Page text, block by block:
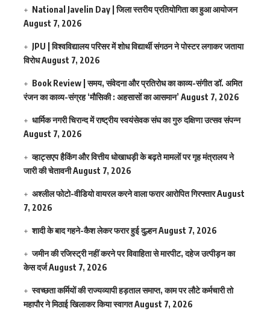
National Javelin Day | जिला स्तरीय प्रतियोगिता का हुआ आयोजन
August 7, 2026
JPU | विश्वविद्यालय परिसर में शोध विद्यार्थी संगठन ने पोस्टर लगाकर जताया
विरोधAugust 7, 2026
Book Review | समय, संवेदना और प्रतिरोध का काव्य-संगीत डॉ. अमित
रंजन का काव्य-संग्रह ‘मौसिकी : अहसासों का आसमान’ August 7, 2026
धार्मिक नगरी चिरान्द में राष्ट्रीय स्वयंसेवक संघ का गुरु दक्षिणा उत्सव संपन्न
August 7, 2026
व्हाट्सएप हैकिंग और वित्तीय धोखाधड़ी के बढ़ते मामलों पर गृह मंत्रालय ने
जारी की चेतावनीAugust 7, 2026
अश्लील फोटो-वीडियो वायरल करने वाला फरार आरोपित गिरफ्तारAugust
7, 2026
शादी के बाद गहने-कैश लेकर फरार हुई दुल्हनAugust 7, 2026
जमीन की रजिस्ट्री नहीं करने पर विवाहिता से मारपीट, दहेज उत्पीड़न का
केस दर्जAugust 7, 2026
स्वच्छता कर्मियों की राज्यव्यापी हड़ताल समाप्त, काम पर लौटे कर्मचारी तो
महापौर ने मिठाई खिलाकर किया स्वागतAugust 7, 2026